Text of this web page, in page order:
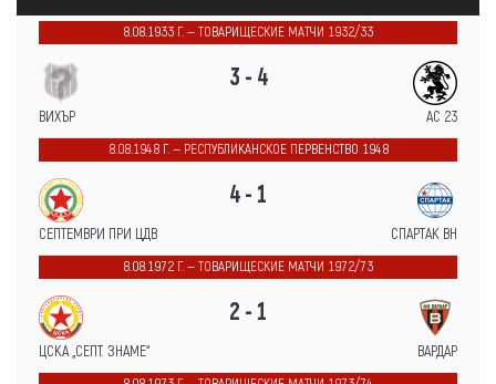
8.08.1933 Г. — ТОВАРИЩЕСКИЕ МАТЧИ 1932/33
ВИХЪР
3 - 4
АС 23
8.08.1948 Г. — РЕСПУБЛИКАНСКОЕ ПЕРВЕНСТВО 1948
СЕПТЕМВРИ ПРИ ЦДВ
4 - 1
СПАРТАК ВН
8.08.1972 Г. — ТОВАРИЩЕСКИЕ МАТЧИ 1972/73
ЦСКА „СЕПТ. ЗНАМЕ“
2 - 1
ВАРДАР